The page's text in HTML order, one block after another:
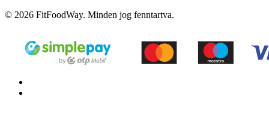
© 2026 FitFoodWay. Minden jog fenntartva.